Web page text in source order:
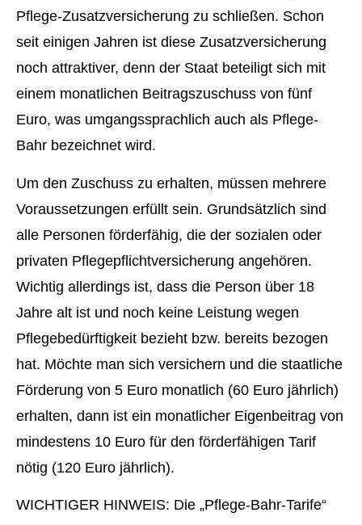
Pflege-Zusatzversicherung zu schließen. Schon
seit einigen Jahren ist diese Zusatzversicherung
noch attraktiver, denn der Staat beteiligt sich mit
einem monatlichen Beitragszuschuss von fünf
Euro, was umgangssprachlich auch als Pflege-
Bahr bezeichnet wird.
Um den Zuschuss zu erhalten, müssen mehrere
Voraussetzungen erfüllt sein. Grundsätzlich sind
alle Per­sonen förderfähig, die der sozialen oder
privaten Pflegepflichtversicherung angehören.
Wichtig allerdings ist, dass die Person über 18
Jahre alt ist und noch keine Leistung wegen
Pflegebedürftigkeit bezieht bzw. bereits bezogen
hat. Möchte man sich ver­sichern und die staatliche
Förderung von 5 Euro monatlich (60 Euro jährlich)
erhalten, dann ist ein monatlicher Eigenbeitrag von
mindestens 10 Euro für den förderfähigen Tarif
nötig (120 Euro jährlich).
WICHTIGER HINWEIS: Die „Pflege-Bahr-Tarife“